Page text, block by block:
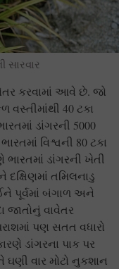
સારવાર
કરવામાં આવે છે. જો
40 ટકા
ડાંગરની 5000
વિશ્વની 80 ટકા
ડાંગરની ખેતી
તમિલનાડુ
પૂર્વમાં બંગાળ અને
જાતોનું વાવેતર
પણ સતત વધારો
ડાંગરના પાક પર
વાર મોટો નુકશાન